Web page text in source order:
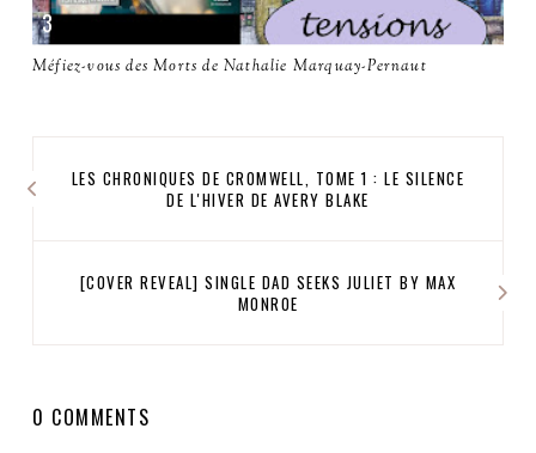
Méfiez-vous des Morts de Nathalie Marquay-Pernaut
LES CHRONIQUES DE CROMWELL, TOME 1 : LE SILENCE
DE L'HIVER DE AVERY BLAKE
[COVER REVEAL] SINGLE DAD SEEKS JULIET BY MAX
MONROE
0 COMMENTS